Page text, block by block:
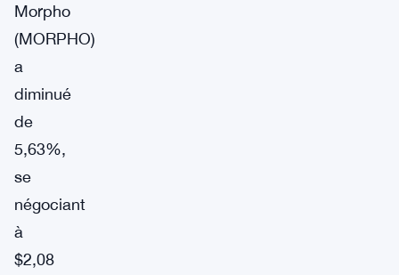
Morpho
(MORPHO)
a
diminué
de
5,63%,
se
négociant
à
$2,08